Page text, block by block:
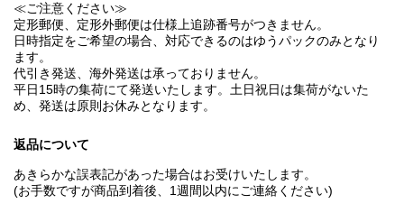
≪ご注意ください≫
定形郵便、定形外郵便は仕様上追跡番号がつきません。
日時指定をご希望の場合、対応できるのはゆうパックのみとなり
ます。
代引き発送、海外発送は承っておりません。
平日15時の集荷にて発送いたします。土日祝日は集荷がないた
め、発送は原則お休みとなります。
返品について
あきらかな誤表記があった場合はお受けいたします。
(お手数ですが商品到着後、1週間以内にご連絡ください)